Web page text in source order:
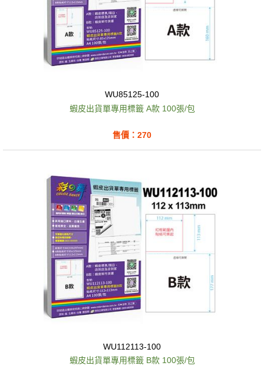
WU85125-100
蝦皮出貨單專用標籤 A款 100張/包
售價：270
WU112113-100
蝦皮出貨單專用標籤 B款 100張/包